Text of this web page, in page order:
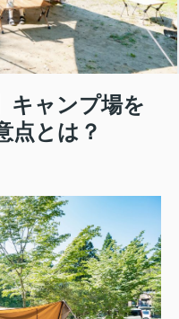
キャンプ場を
点とは？